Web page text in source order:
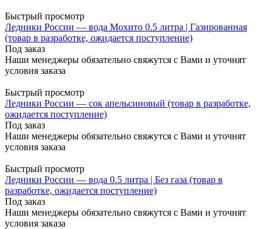
Быстрый просмотр
Ледники России — вода Мохито 0.5 литра | Газированная
(товар в разработке, ожидается поступление)
Под заказ
Наши менеджеры обязательно свяжутся с Вами и уточнят
условия заказа
Быстрый просмотр
Ледники России — сок апельсиновый (товар в разработке,
ожидается поступление)
Под заказ
Наши менеджеры обязательно свяжутся с Вами и уточнят
условия заказа
Быстрый просмотр
Ледники России — вода 0.5 литра | Без газа (товар в
разработке, ожидается поступление)
Под заказ
Наши менеджеры обязательно свяжутся с Вами и уточнят
условия заказа